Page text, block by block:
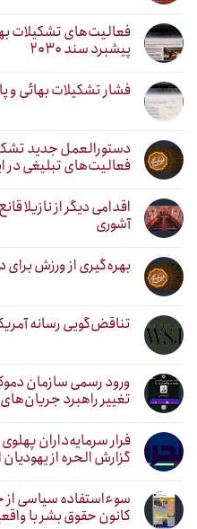
فعالیت‌های تشکیلات
پیشبرد سند ۲۰۳۰
فشار تشکیلات بهائی و
دستورالعمل جدید
فعالیت‌های تبلیغی در
اقدامی دیگر از نازیلا
آشوری
بهره‌گیری از ورزش
تناقض‌گویی رسانه
ورود رسمی سازمان
تغییر راهبرد
فرار سرمایه‌داران
گزارش الحره از
سوءاستفاده سیاسی از
کانون حقوق بشر با